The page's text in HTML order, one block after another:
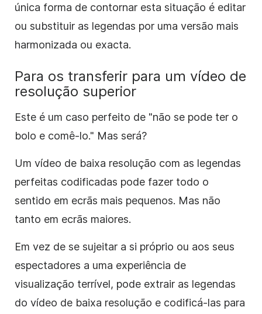
única forma de contornar esta situação é editar
ou substituir as legendas por uma versão mais
harmonizada ou exacta.
Para os transferir para um vídeo de
resolução superior
Este é um caso perfeito de "não se pode ter o
bolo e comê-lo." Mas será?
Um vídeo de baixa resolução com as legendas
perfeitas codificadas pode fazer todo o
sentido em ecrãs mais pequenos. Mas não
tanto em ecrãs maiores.
Em vez de se sujeitar a si próprio ou aos seus
espectadores a uma experiência de
visualização terrível, pode extrair as legendas
do vídeo de baixa resolução e codificá-las para